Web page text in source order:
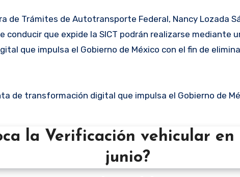
de Trámites de Autotransporte Federal, Nancy Lozada
conducir que expide la SICT podrán realizarse mediante
que impulsa el Gobierno de México con el fin de
de transformación digital que impulsa el Gobierno de